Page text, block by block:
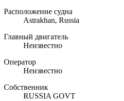
Расположение судна
Astrakhan, Russia
Главный двигатель
Неизвестно
Оператор
Неизвестно
Собственник
RUSSIA GOVT